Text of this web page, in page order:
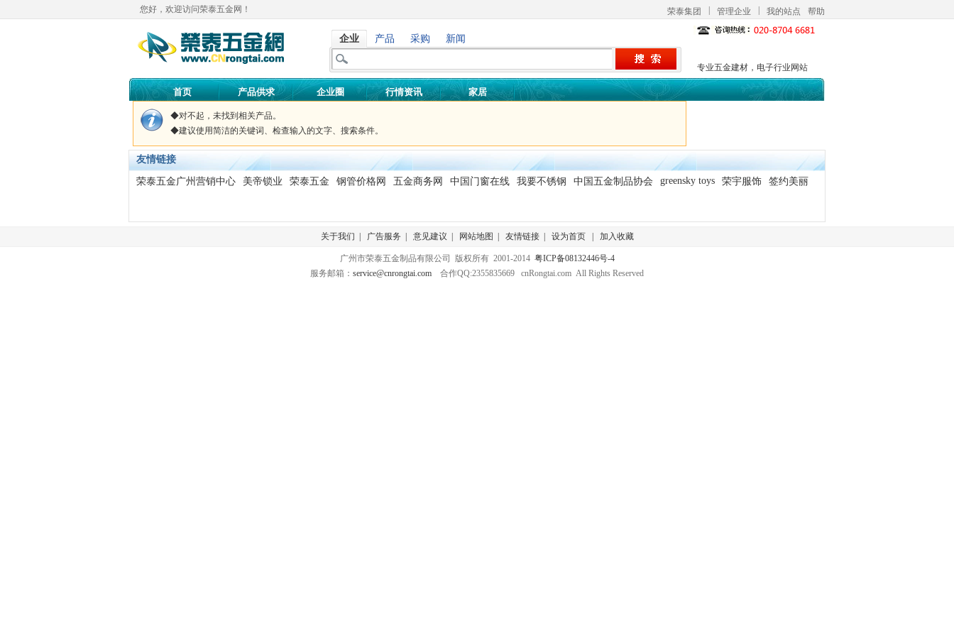
您好，欢迎访问荣泰五金网！ 荣泰集团 管理企业 我的站点 帮助
企业 产品 采购 新闻
专业五金建材，电子行业网站
首页 产品供求 企业圈 行情资讯 家居
◆对不起，未找到 相关产品。
◆建议使用简洁的关键词、检查输入的文字、搜索条件。
友情链接
荣泰五金广州营销中心 美帝锁业 荣泰五金 钢管价格网 五金商务网 中国门窗在线 我要不锈钢 中国五金制品协会 greensky toys 荣宇服饰 签约美丽
关于我们 广告服务 意见建议 网站地图 友情链接 设为首页 加入收藏
广州市荣泰五金制品有限公司 版权所有 2001-2014 粤ICP备08132446号-4
服务邮箱： service@cnrongtai.com 合作QQ:2355835669 cnRongtai.com All Rights Reserved